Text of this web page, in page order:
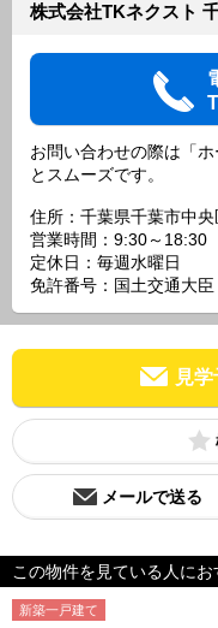
株式会社TKネクスト
お問い合わせの際は「
とスムーズです。
住所：千葉県千葉市中
営業時間：9:30～18:30
定休日：毎週水曜日
免許番号：国土交通大
見
メールで送る
この物件を見ている人に
新築一戸建て